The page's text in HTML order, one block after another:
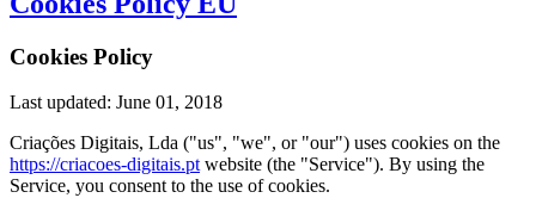
Cookies Policy
Last updated: June 01, 2018
Criações Digitais, Lda ("us", "we", or "our") uses cookies on the
https://criacoes-digitais.pt website (the "Service"). By using the
Service, you consent to the use of cookies.